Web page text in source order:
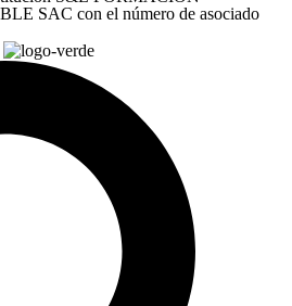
SAC con el número de asociado